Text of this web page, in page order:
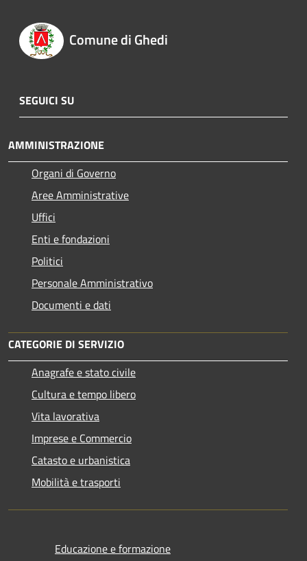
Comune di Ghedi
SEGUICI SU
AMMINISTRAZIONE
Organi di Governo
Aree Amministrative
Uffici
Enti e fondazioni
Politici
Personale Amministrativo
Documenti e dati
CATEGORIE DI SERVIZIO
Anagrafe e stato civile
Cultura e tempo libero
Vita lavorativa
Imprese e Commercio
Catasto e urbanistica
Mobilità e trasporti
Educazione e formazione